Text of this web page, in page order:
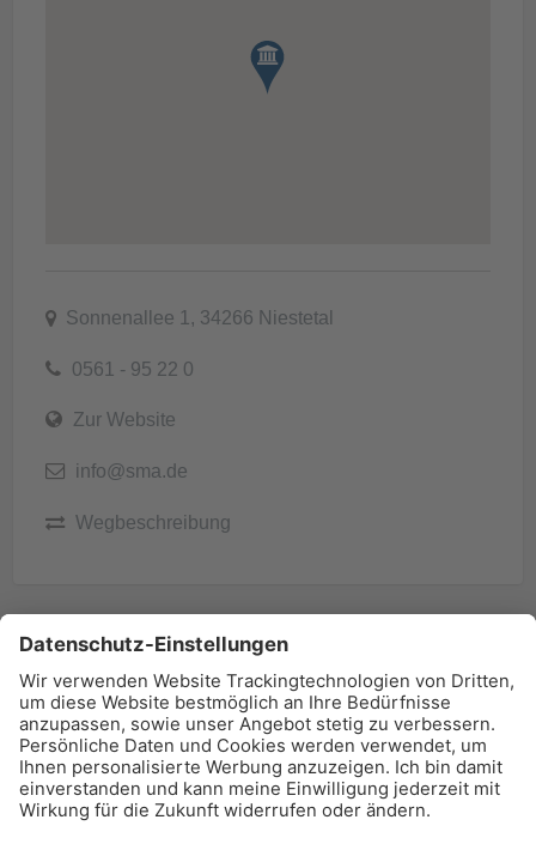
Sonnenallee 1, 34266 Niestetal
0561 - 95 22 0
Zur Website
info@sma.de
Wegbeschreibung
BAU-Index Newsletter
Erhalten Sie regelmäßig Benachrichtigungen zu den